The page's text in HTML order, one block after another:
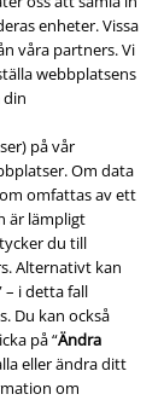
enheter. Vissa
våra partners. Vi
webbplatsens
på vår
Om data
omfattas av ett
är lämpligt
du till
Alternativt kan
– i detta fall
Du kan också
på “Ändra
eller ändra ditt
om